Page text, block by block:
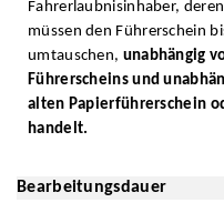
Fahrerlaubnisinhaber,
müssen den Führerschein
umtauschen, unabhängig
Führerscheins und
alten Papierführerschein
handelt.
Bearbeitungsdauer